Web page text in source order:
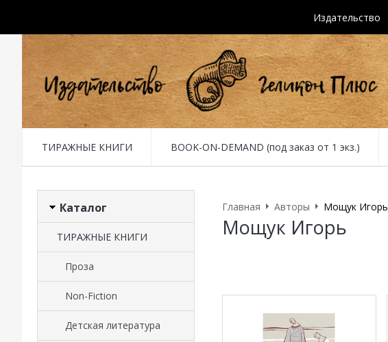
Издательство
ТИРАЖНЫЕ КНИГИ BOOK-ON-DEMAND (под заказ от 1 экз.)
Каталог
ТИРАЖНЫЕ КНИГИ
Проза
Non-Fiction
Детская литература
Главная Авторы Мощук Игорь
Мощук Игорь